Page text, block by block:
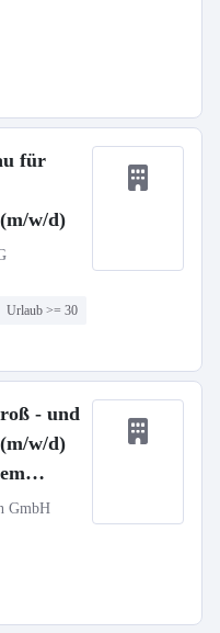
für
w/d)
Urlaub >= 30
- und
w/d)
GmbH